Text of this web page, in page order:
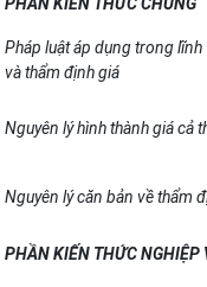
Pháp luật áp dụng trong lĩnh
và thẩm định giá
Nguyên lý hình thành giá cả
Nguyên lý căn bản về thẩm
PHẦN KIẾN THỨC NGHIỆP